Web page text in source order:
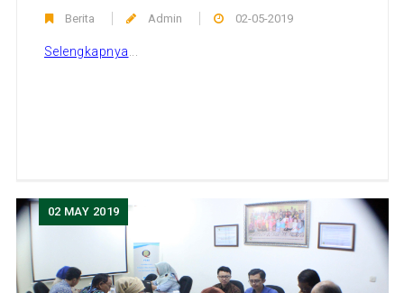
Berita Admin 02-05-2019
Selengkapnya
02 MAY 2019